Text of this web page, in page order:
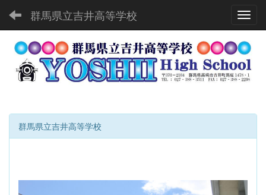
群馬県立吉井高等学校
群馬県立吉井高等学校